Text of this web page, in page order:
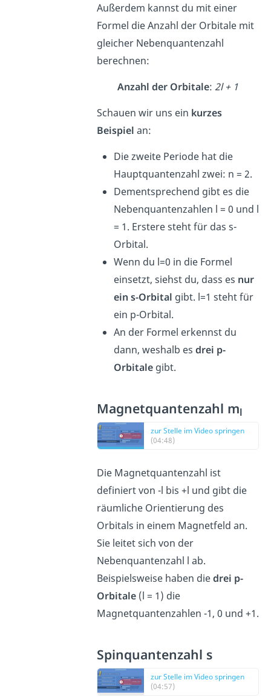
Außerdem kannst du mit einer
Formel die Anzahl der Orbitale mit
gleicher Nebenquantenzahl
berechnen:
Anzahl der Orbitale: 2l + 1
Schauen wir uns ein kurzes
Beispiel an:
Die zweite Periode hat die
Hauptquantenzahl zwei: n = 2.
Dementsprechend gibt es die
Nebenquantenzahlen l = 0 und l
= 1. Erstere steht für das s-
Orbital.
Wenn du l=0 in die Formel
einsetzt, siehst du, dass es nur
ein s-Orbital gibt. l=1 steht für
ein p-Orbital.
An der Formel erkennst du
dann, weshalb es drei p-
Orbitalegibt.
Magnetquantenzahl ml
zur Stelle im Video springen
(04:48)
Die Magnetquantenzahl ist
definiert von -l bis +l und gibt die
räumliche Orientierung des
Orbitals in einem Magnetfeld an.
Sie leitet sich von der
Nebenquantenzahl l ab.
Beispielsweise haben diedrei p-
Orbitale(l = 1) die
Magnetquantenzahlen -1, 0 und +1.
Spinquantenzahl s
zur Stelle im Video springen
(04:57)